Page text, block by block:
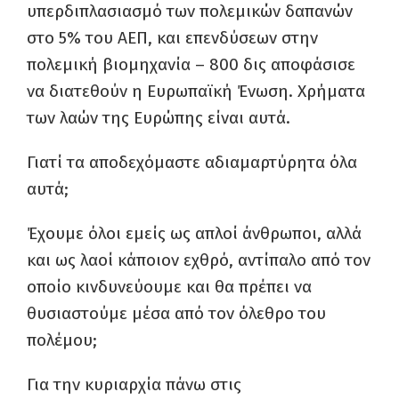
υπερδιπλασιασμό των πολεμικών δαπανών
στο 5% του ΑΕΠ, και επενδύσεων στην
πολεμική βιομηχανία – 800 δις αποφάσισε
να διατεθούν η Ευρωπαϊκή Ένωση. Χρήματα
των λαών της Ευρώπης είναι αυτά.
Γιατί τα αποδεχόμαστε αδιαμαρτύρητα όλα
αυτά;
Έχουμε όλοι εμείς ως απλοί άνθρωποι, αλλά
και ως λαοί κάποιον εχθρό, αντίπαλο από τον
οποίο κινδυνεύουμε και θα πρέπει να
θυσιαστούμε μέσα από τον όλεθρο του
πολέμου;
Για την κυριαρχία πάνω στις